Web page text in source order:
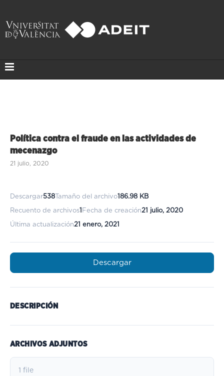
Política contra el fraude en las actividades de
mecenazgo
21 julio, 2020
Descargar538 Tamaño del archivo186.98 KB
Recuento de archivos1 Fecha de creación21 julio, 2020
Última actualización21 enero, 2021
Descargar
DESCRIPCIÓN
ARCHIVOS ADJUNTOS
1 file